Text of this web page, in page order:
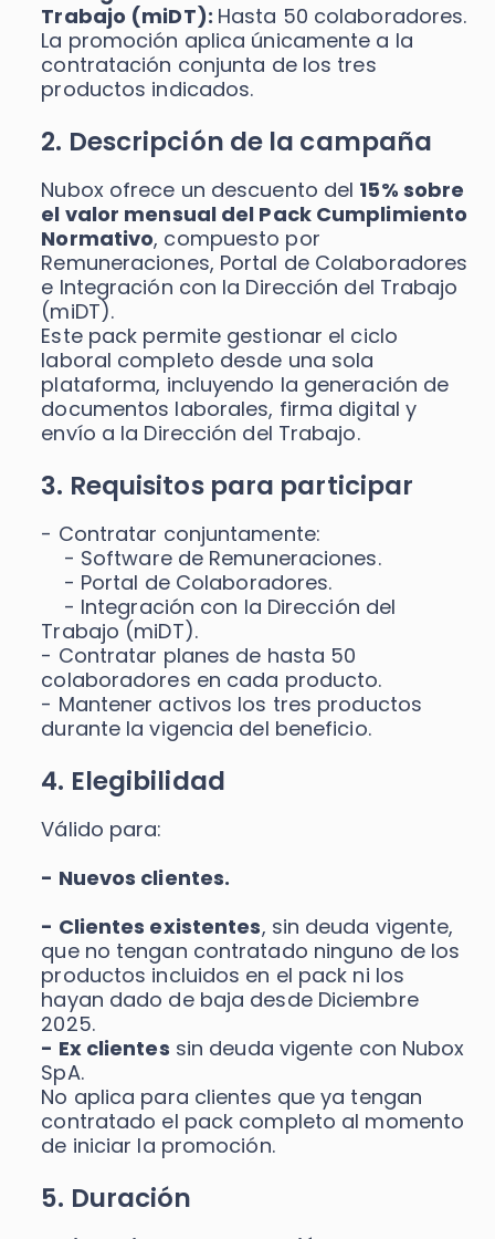
Recursos
Demostraciones
Trabajo (miDT): Hasta 50 colaboradores.
La promoción aplica únicamente a la
contratación conjunta de los tres
productos indicados.
2. Descripción de la campaña
Nubox ofrece un descuento del 15% sobre
el valor mensual del Pack Cumplimiento
Normativo, compuesto por
Remuneraciones, Portal de Colaboradores
e Integración con la Dirección del Trabajo
(miDT).
Este pack permite gestionar el ciclo
laboral completo desde una sola
plataforma, incluyendo la generación de
documentos laborales, firma digital y
envío a la Dirección del Trabajo.
3. Requisitos para participar
- Contratar conjuntamente:
- Software de Remuneraciones.
- Portal de Colaboradores.
- Integración con la Dirección del
Trabajo (miDT).
- Contratar planes de hasta 50
colaboradores en cada producto.
- Mantener activos los tres productos
durante la vigencia del beneficio.
4. Elegibilidad
Válido para:
- Nuevos clientes.
- Clientes existentes, sin deuda vigente,
que no tengan contratado ninguno de los
productos incluidos en el pack ni los
hayan dado de baja desde Diciembre
2025.
- Ex clientes sin deuda vigente con Nubox
SpA.
No aplica para clientes que ya tengan
contratado el pack completo al momento
de iniciar la promoción.
5. Duración